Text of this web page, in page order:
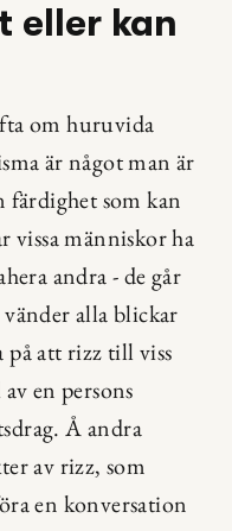
eller kan
om huruvida
är något man är
färdighet som kan
vissa människor ha
andra - de går
alla blickar
på att rizz till viss
en persons
Å andra
av rizz, som
en konversation